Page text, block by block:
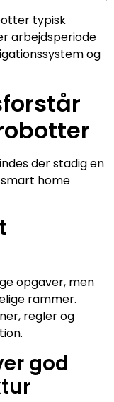
typisk
arbejdsperiode
og
der stadig en
home
opgaver, men
rammer.
regler og
god